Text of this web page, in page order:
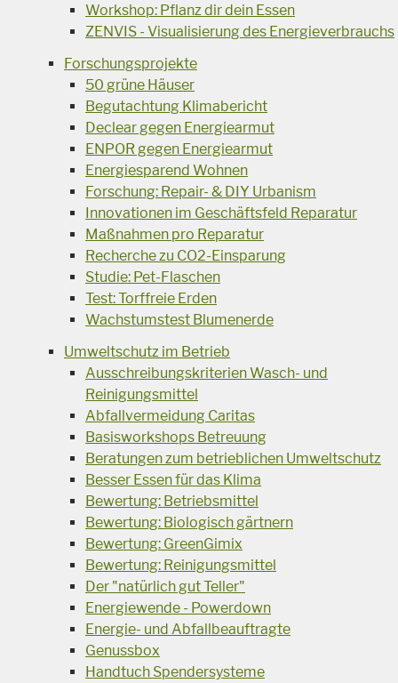
Workshop: Pflanz dir dein Essen
ZENVIS - Visualisierung des Energieverbrauchs
Forschungsprojekte
50 grüne Häuser
Begutachtung Klimabericht
Declear gegen Energiearmut
ENPOR gegen Energiearmut
Energiesparend Wohnen
Forschung: Repair- & DIY Urbanism
Innovationen im Geschäftsfeld Reparatur
Maßnahmen pro Reparatur
Recherche zu CO2-Einsparung
Studie: Pet-Flaschen
Test: Torffreie Erden
Wachstumstest Blumenerde
Umweltschutz im Betrieb
Ausschreibungskriterien Wasch- und
Reinigungsmittel
Abfallvermeidung Caritas
Basisworkshops Betreuung
Beratungen zum betrieblichen Umweltschutz
Besser Essen für das Klima
Bewertung: Betriebsmittel
Bewertung: Biologisch gärtnern
Bewertung: GreenGimix
Bewertung: Reinigungsmittel
Der "natürlich gut Teller"
Energiewende - Powerdown
Energie- und Abfallbeauftragte
Genussbox
Handtuch Spendersysteme